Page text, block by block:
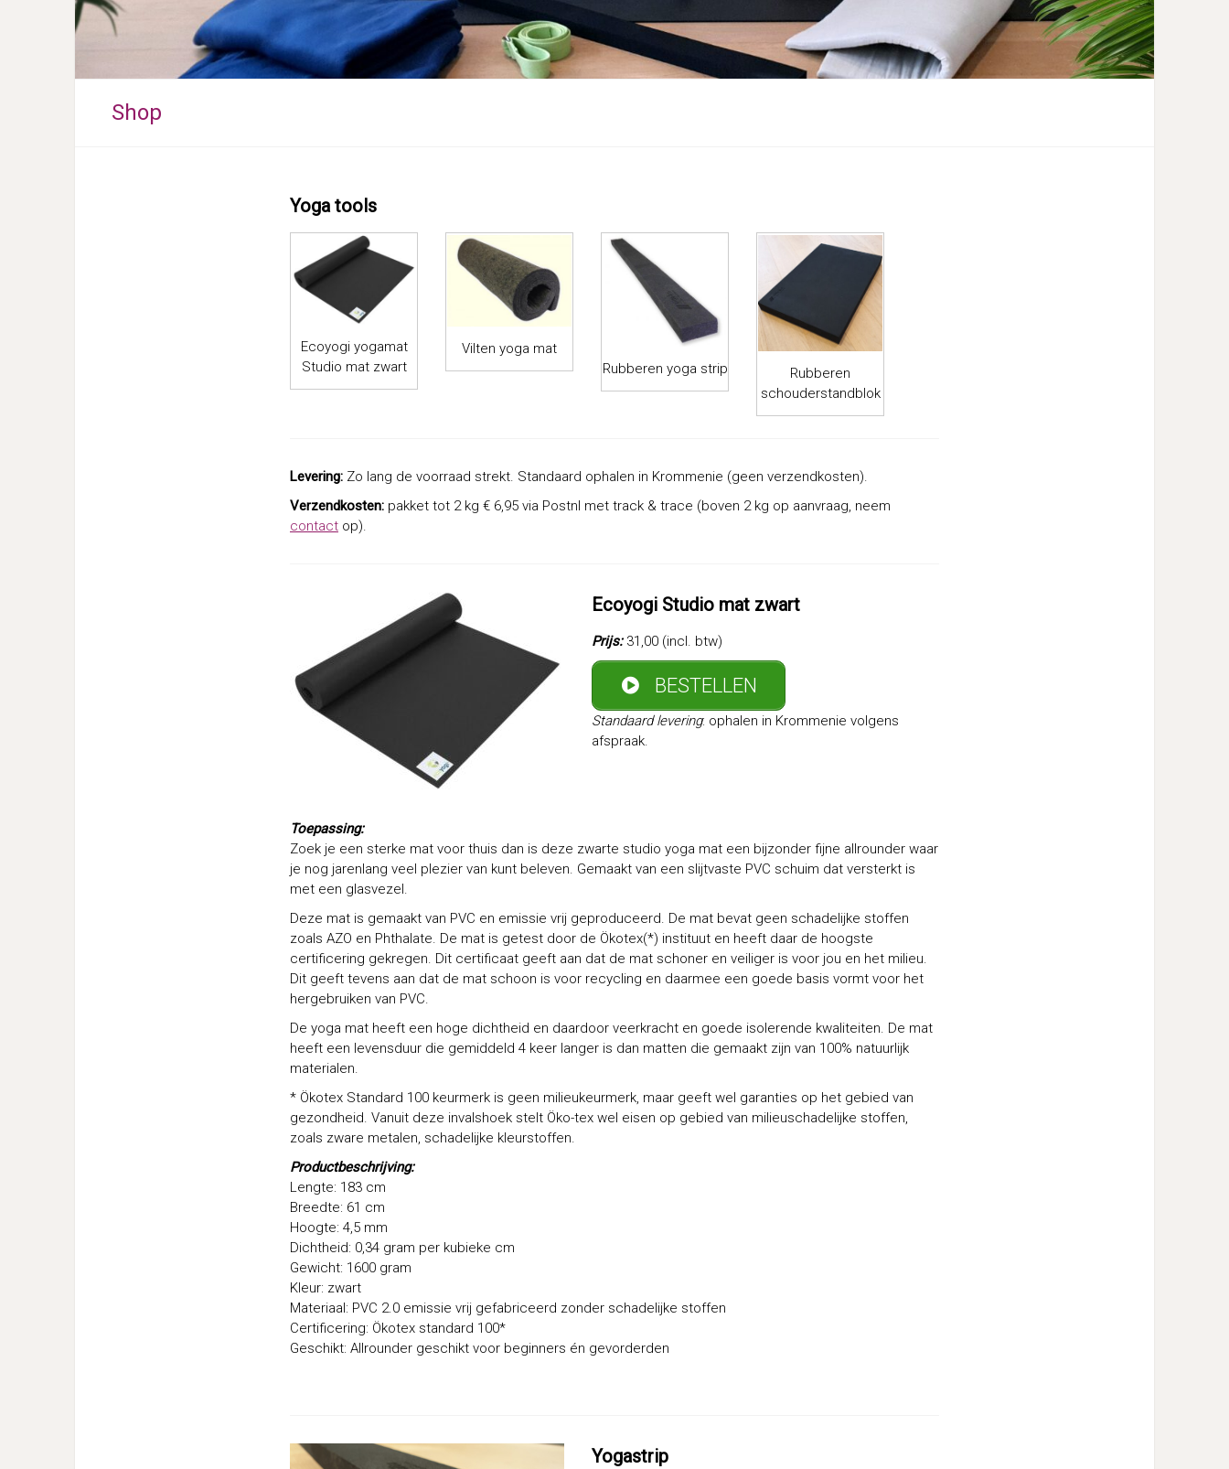
Shop
Yoga tools
Ecoyogi yogamat
Studio mat zwart
Vilten yoga mat
Rubberen yoga strip
Rubberen
schouderstandblok
Levering: Zo lang de voorraad strekt. Standaard ophalen in Krommenie (geen verzendkosten).
Verzendkosten: pakket tot 2 kg € 6,95 via Postnl met track & trace (boven 2 kg op aanvraag, neem
contact op).
Ecoyogi Studio mat zwart
Prijs:31,00 (incl. btw)
BESTELLEN
Standaard levering: ophalen in Krommenie volgens
afspraak.
Toepassing:
Zoek je een sterke mat voor thuis dan is deze zwarte studio yoga mat een bijzonder fijne allrounder waar
je nog jarenlang veel plezier van kunt beleven. Gemaakt van een slijtvaste PVC schuim dat versterkt is
met een glasvezel.
Deze mat is gemaakt van PVC en emissie vrij geproduceerd. De mat bevat geen schadelijke stoffen
zoals AZO en Phthalate. De mat is getest door de Ökotex(*) instituut en heeft daar de hoogste
certificering gekregen. Dit certificaat geeft aan dat de mat schoner en veiliger is voor jou en het milieu.
Dit geeft tevens aan dat de mat schoon is voor recycling en daarmee een goede basis vormt voor het
hergebruiken van PVC.
De yoga mat heeft een hoge dichtheid en daardoor veerkracht en goede isolerende kwaliteiten. De mat
heeft een levensduur die gemiddeld 4 keer langer is dan matten die gemaakt zijn van 100% natuurlijk
materialen.
* Ökotex Standard 100 keurmerk is geen milieukeurmerk, maar geeft wel garanties op het gebied van
gezondheid. Vanuit deze invalshoek stelt Öko-tex wel eisen op gebied van milieuschadelijke stoffen,
zoals zware metalen, schadelijke kleurstoffen.
Productbeschrijving:
Lengte: 183 cm
Breedte: 61 cm
Hoogte: 4,5 mm
Dichtheid: 0,34 gram per kubieke cm
Gewicht: 1600 gram
Kleur: zwart
Materiaal: PVC 2.0 emissie vrij gefabriceerd zonder schadelijke stoffen
Certificering: Ökotex standard 100*
Geschikt: Allrounder geschikt voor beginners én gevorderden
Yogastrip